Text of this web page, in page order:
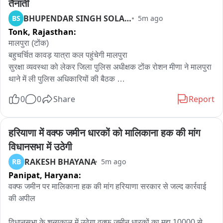
तैनाती
BS BHUPENDAR SINGH SOLANKI 5m ago
Tonk, Rajasthan:
मालपुरा (टोंक)
बहुचर्चित कावड़ यात्रा कल पहुंचेगी मालपुरा
सुरक्षा व्यवस्था को लेकर जिला पुलिस अधीक्षक टोंक रोशन मीणा ने मालपुरा
थाने में ली पुलिस अधिकारियों की बैठक
इंतजाम
SP टोंक रोशन मीणा खुद सुरक्षा व्यवस्था की कमान को संभाले हुए है
करीब 2 दर्जन RPS अधिकारी सुरक्षा व्यवस्था संभालेंगे
20 CI, SI/ASI सहित RAC, STF और पुलिस के लगभग 1200 जवान
जगह-जगह रहेंगे तैनात
50 CCTV कैमरे और 5 ड्रोन से होगी निगरानी
चप्पे-चप्पे पर पुलिस की नजर, शांति एवं कानून व्यवस्था की पूरी पालना
ASP मालपुरा पुष्पेंद्र सिंह, DYSP आशीष प्रजापत और CI चैनाराम बेड़ा
0 0 Share Report
हरियाणा में वक्फ जमीन धारकों को मालिकाना हक की मांग
विधानसभा में उठेगी
RB RAKESH BHAYANA 5m ago
Panipat, Haryana:
वक्फ जमीन पर मालिकाना हक की मांग हरियाणा सरकार से जल्द कार्रवाई
की अपील